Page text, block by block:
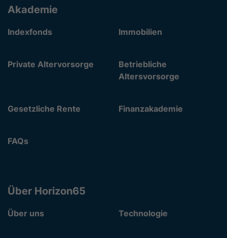
Akademie
Indexfonds Immobilien
Private Altervorsorge
Betriebliche
Altersvorsorge
Gesetzliche Rente Finanzakademie
FAQs
Über Horizon65
Über uns Technologie